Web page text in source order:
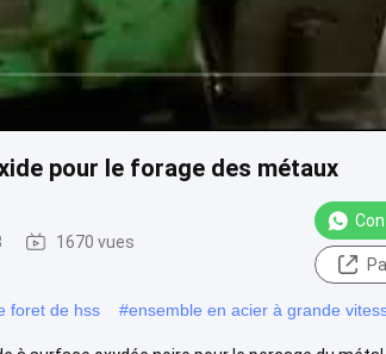
pour le forage des métaux
1670 vues
foret de hss #ensemble en acier à grande